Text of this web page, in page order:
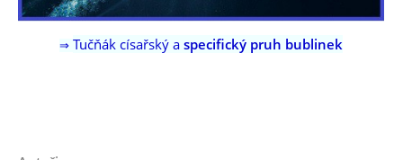
⇒ Tučňák císařský a specifický pruh bublinek